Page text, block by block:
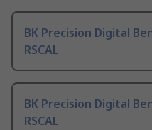
BK Precision Digital
RSCAL
BK Precision Digital
RSCAL